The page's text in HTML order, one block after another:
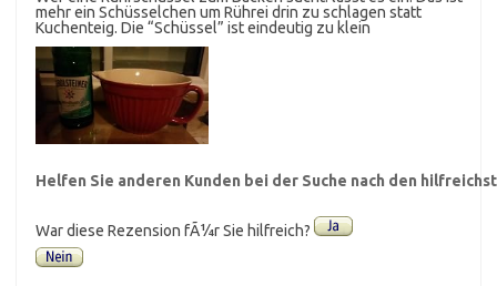
mehr ein Schüsselchen um Rührei drin zu schlagen statt
Kuchenteig. Die “Schüssel” ist eindeutig zu klein
Helfen Sie anderen Kunden bei der Suche nach den
War diese Rezension fÃ¼r Sie hilfreich?